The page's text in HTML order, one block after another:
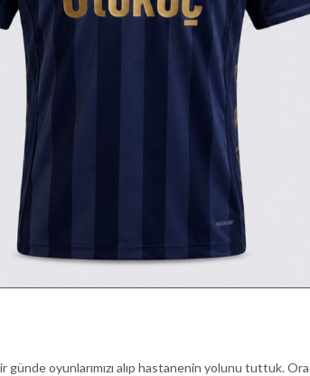
oyunlarımızı alıp hastanenin yolunu tuttuk.